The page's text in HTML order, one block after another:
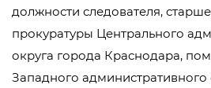
должности следователя,
прокуратуры Центрального
округа города Краснодара,
Западного административного